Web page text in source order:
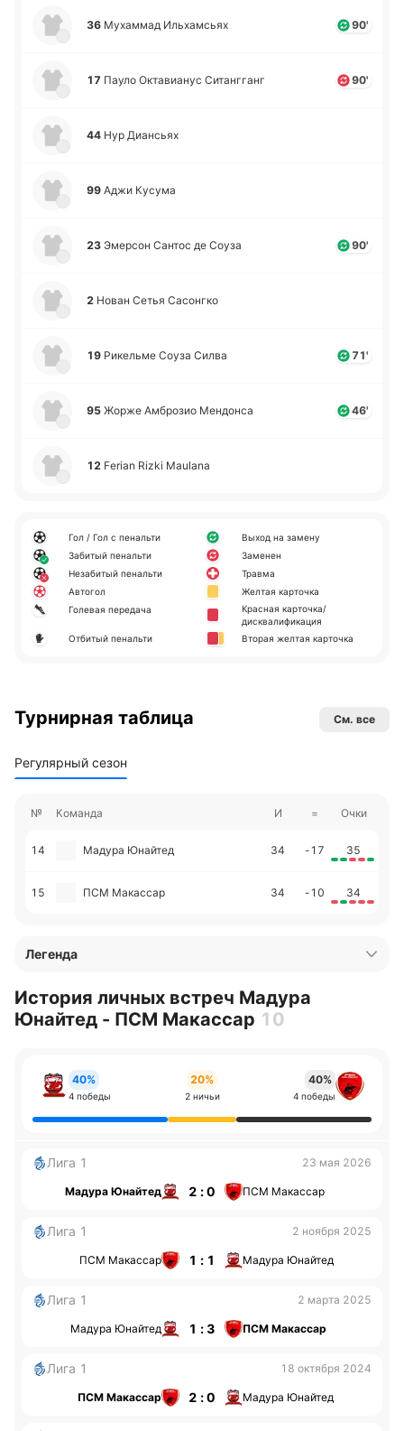
36 Му­ха­ммад Ильха­мсьях 90'
17 Пауло Окта­виа­нус Си­та­нгганг 90'
44 Нур Диа­нсьях
99 Аджи Кусума
23 Эме­рсон Сантос де Соуза 90'
2 Нован Сетья Са­со­нгко
19 Ри­ке­льме Соуза Силва 71'
95 Жорже Амбро­зио Ме­ндо­нса 46'
12 Ferian Rizki Maulana
Гол / Гол с пенальти
Забитый пенальти
Незабитый пенальти
Автогол
Голевая передача
Отбитый пенальти
Выход на замену
Заменен
Травма
Желтая карточка
Красная карточка/
дисквалификация
Вторая желтая карточка
Турнирная таблица См. все
Регулярный сезон
№ Команда И = Очки
14 Мадура Юнайтед 34 -17 35
15 ПСМ Макассар 34 -10 34
Легенда
История личных встреч Мадура
Юнайтед - ПСМ Макассар 10
40%
4 победы
20%
2 ничьи
40%
4 победы
Лига 1 23 мая 2026
Мадура Юнайтед 2 : 0 ПСМ Макассар
Лига 1 2 ноября 2025
ПСМ Макассар 1 : 1 Мадура Юнайтед
Лига 1 2 марта 2025
Мадура Юнайтед 1 : 3 ПСМ Макассар
Лига 1 18 октября 2024
ПСМ Макассар 2 : 0 Мадура Юнайтед